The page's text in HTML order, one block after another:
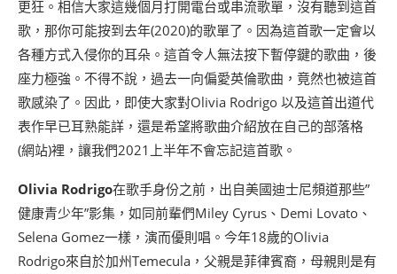
更狂。相信大家這幾個月打開電台或串流歌單，沒有聽到這首
歌，那你可能按到去年(2020)的歌單了。因為這首歌一定會以
各種方式入侵你的耳朵。這首令人無法按下暫停鍵的歌曲，後
座力極強。不得不說，過去一向偏愛英倫歌曲，竟然也被這首
歌感染了。因此，即使大家對Olivia Rodrigo 以及這首出道代
表作早已耳熟能詳，還是希望將歌曲介紹放在自己的部落格
(網站)裡，讓我們2021上半年不會忘記這首歌。
Olivia Rodrigo在歌手身份之前，出自美國迪士尼頻道那些”
健康青少年”影集，如同前輩們Miley Cyrus、Demi Lovato、
Selena Gomez一樣，演而優則唱。今年18歲的Olivia
Rodrigo來自於加州Temecula，父親是菲律賓裔，母親則是有